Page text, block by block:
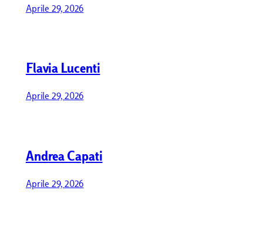
Aprile 29, 2026
Flavia Lucenti
Aprile 29, 2026
Andrea Capati
Aprile 29, 2026